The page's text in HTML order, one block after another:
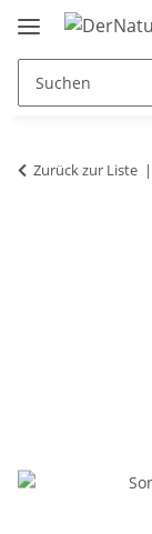
Zurück zur Liste